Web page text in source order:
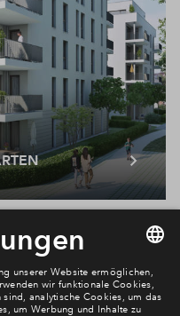
keine Neuigkeiten